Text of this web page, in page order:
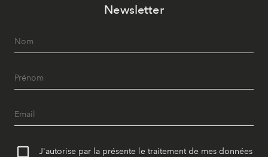
Newsletter
J'autorise par la présente le traitement de mes données